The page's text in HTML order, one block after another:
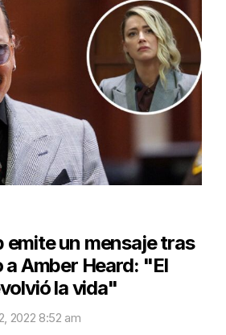
emite un mensaje tras
a Amber Heard: "El
la vida"
2022 8:52 am